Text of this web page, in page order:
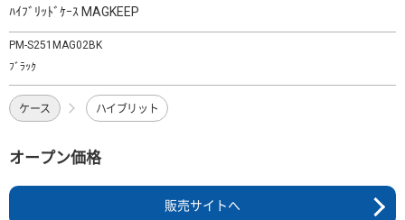
ﾊｲﾌﾞﾘｯﾄﾞｹｰｽ MAGKEEP
PM-S251MAG02BK
ﾌﾞﾗｯｸ
ケース ハイブリット
オープン価格
販売サイトへ